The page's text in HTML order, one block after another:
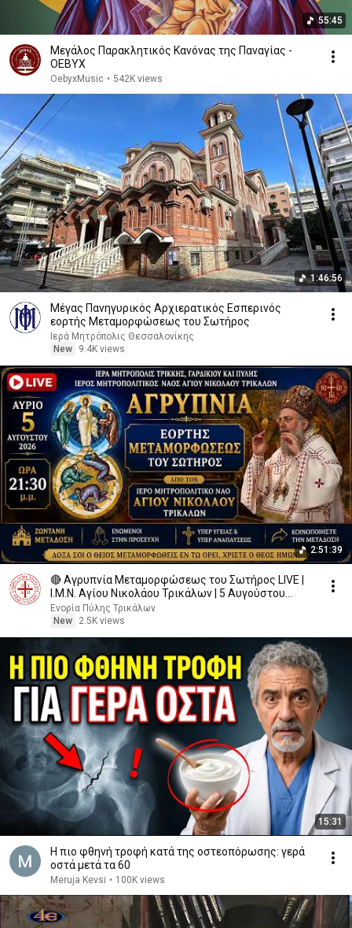
55:45
Μεγάλος Παρακλητικός Κανόνας της Παναγίας -
ΟΕΒΥΧ
OebyxMusic • 542K views
1:46:56
Μέγας Πανηγυρικός Αρχιερατικός Εσπερινός
εορτής Μεταμορφώσεως του Σωτήρος
Ιερά Μητρόπολις Θεσσαλονίκης
New
9.4K views
2:51:39
🔴 Αγρυπνία Μεταμορφώσεως του Σωτήρος LIVE |
Ι.Μ.Ν. Αγίου Νικολάου Τρικάλων | 5 Αυγούστου
21:30
Ενορία Πύλης Τρικάλων
New
2.5K views
15:31
Η πιο φθηνή τροφή κατά της οστεοπόρωσης: γερά
οστά μετά τα 60
Meruja Kevsi • 100K views